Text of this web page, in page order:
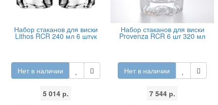
Набор стаканов для виски
Lithos RCR 240 мл 6 штук
Нет в наличии
5 014 р.
Набор стаканов для виски
Provenza RCR 6 шт 320 мл
Нет в наличии
7 544 р.